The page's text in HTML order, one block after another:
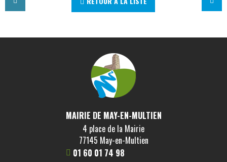
MAIRIE DE MAY-EN-MULTIEN
4 place de la Mairie
77145 May-en-Multien
01 60 01 74 98